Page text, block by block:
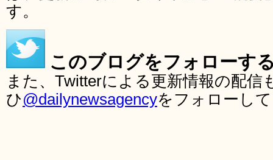
す。
このブログをフォローす
また、Twitterによる更新情報の配
ひ@dailynewsagencyをフォローし